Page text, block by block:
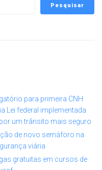
Pesquisar
para primeira CNH
Lei federal implementada
um trânsito mais seguro
de novo semáforo na
viária
gratuitas em cursos de